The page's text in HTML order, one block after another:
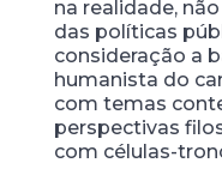
na realidade,
das políticas
consideração a
humanista do
com temas
perspectivas
com células-